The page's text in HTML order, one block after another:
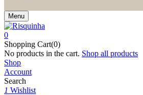
Menu
0
Shopping Cart(0)
No products in the cart. Shop all products
Shop
Account
Search
1 Wishlist